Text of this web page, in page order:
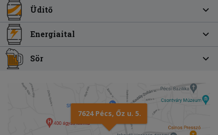
Üdítő
Energiaital
Sör
7624 Pécs, Őz u. 5.